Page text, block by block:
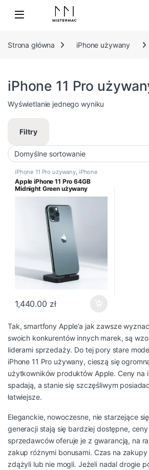
Skip to navigation
Strona główna
iPhone używany
iPhone 11 Pro
Wyświetlanie jednego wyniku
Filtry
iPhone 11 Pro używany, iPhone
używany
Apple iPhone 11 Pro 64GB
Midnight Green używany
1,440.00 zł
Tak, smartfony Apple’a jak zawsze
swoich konkurentów innych marek, są
liderami sprzedaży. Do tej pory stare
iPhone 11 Pro używany, cieszą się
użytkowników produktów Apple. Ceny na
spadają, a stanie się szczęśliwym
łatwiejsze.
Eleganckie, nowoczesne, nie starzejące
generacji stają się bardziej dostępne,
sprzedawców oferuje je z gwarancją, na
zakup różnymi bonusami. Czas na
zdążyli lub nie mogli. Jeżeli nadal drogie